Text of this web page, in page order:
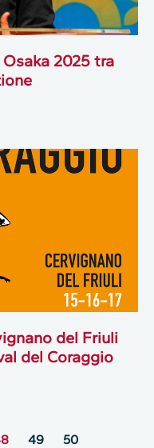
Osaka 2025 tra
del Friuli
del Coraggio
49 50